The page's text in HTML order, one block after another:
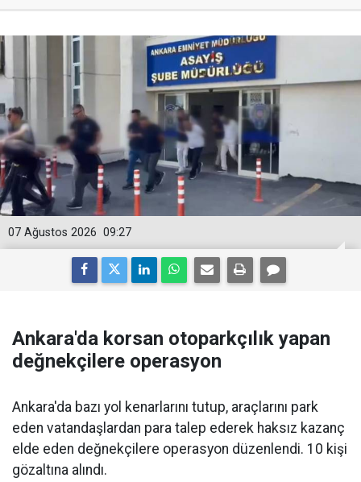
09:27
07 Ağustos 2026
Ankara'da korsan otoparkçılık yapan
değnekçilere operasyon
Ankara'da bazı yol kenarlarını tutup, araçlarını park
eden vatandaşlardan para talep ederek haksız kazanç
elde eden değnekçilere operasyon düzenlendi. 10 kişi
gözaltına alındı.